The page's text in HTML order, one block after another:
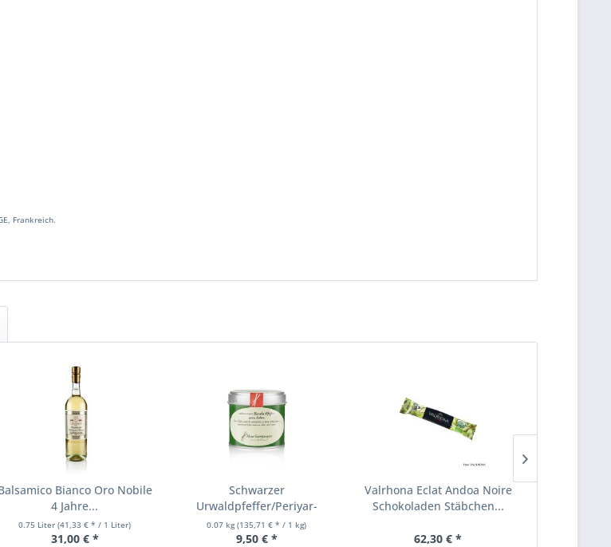
Frankreich.
Bianco Oro Nobile
4 Jahre...
0.75 Liter(41,33 € * / 1 Liter)
31,00 € *
Schwarzer
Urwaldpfeffer/Periyar-
Kerala-Indien...
0.07 kg(135,71 € * / 1 kg)
9,50 € *
Valrhona Eclat Andoa Noire
Schokoladen Stäbchen...
62,30 € *